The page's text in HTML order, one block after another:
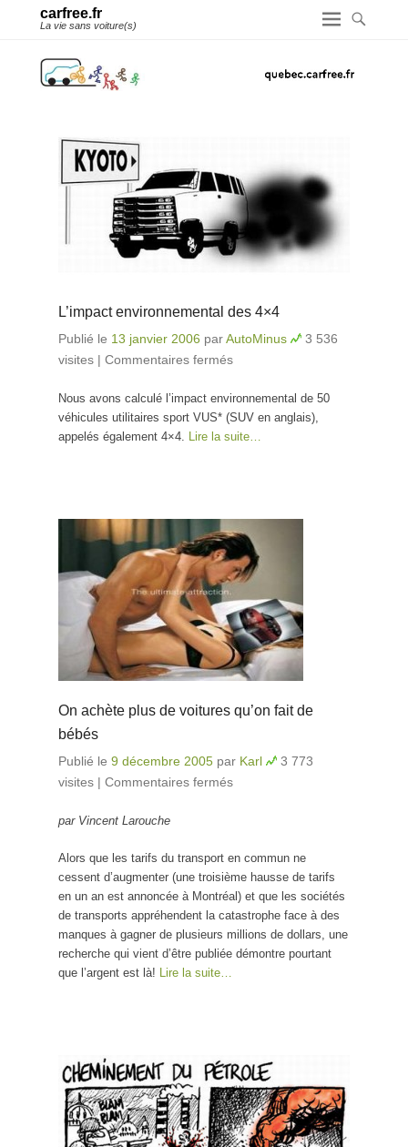
carfree.fr
La vie sans voiture(s)
L’impact environnemental des 4×4
Publié le 13 janvier 2006 parAutoMinus
3 536
visites | Commentaires fermés
4×4
Nous avons calculé l’impact environnemental de 50
véhicules utilitaires sport VUS* (SUV en anglais),
appelés également 4×4. Lire la suite…
On achète plus de voitures qu’on fait de
bébés
Publié le 9 décembre 2005 par Karl
3 773
visites | Commentaires fermés
par Vincent Larouche
Alors que les tarifs du transport en commun ne
cessent d’augmenter (une troisième hausse de tarifs
en un an est annoncée à Montréal) et que les sociétés
de transports appréhendent la catastrophe face à des
manques à gagner de plusieurs millions de dollars, une
recherche qui vient d’être publiée démontre pourtant
que l’argent est là! Lire la suite…